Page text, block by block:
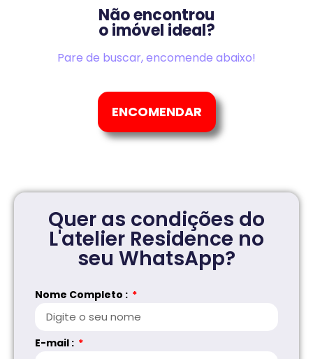
Não encontrou
o imóvel ideal?
Pare de buscar, encomende abaixo!
ENCOMENDAR
Quer as condições do
L'atelier Residence no
seu WhatsApp?
Nome Completo :
E-mail :